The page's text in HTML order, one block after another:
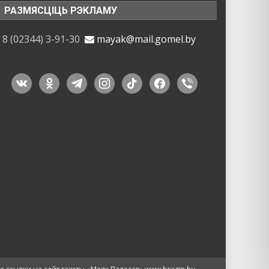
РАЗМЯСЦІЦЬ РЭКЛАМУ
8 (02344) 3-91-30 mayak@mail.gomel.by
vkontakteodnoklassniki
telegraminstagram
tiktok facebook
viber